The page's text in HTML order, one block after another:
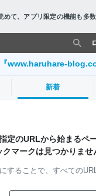
めて、 アプリ限定の機能も多数
『www.haruhare-
新着
定のURLから始まるペ
クマークは見つかりませ
することで、 すべての